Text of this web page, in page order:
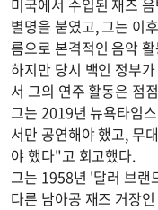
미국에서 수입된 재즈
별명을 붙였고, 그는 이
름으로 본격적인 음악
하지만 당시 백인 정부
서 그의 연주 활동은 점
그는 2019년 뉴욕타임
서만 공연해야 했고, 무
야 했다"고 회고했다.
그는 1958년 '달러 브랜
다른 남아공 재즈 거장